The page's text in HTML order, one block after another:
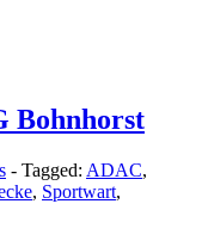
Bohnhorst
- Tagged: ADAC,
, Sportwart,